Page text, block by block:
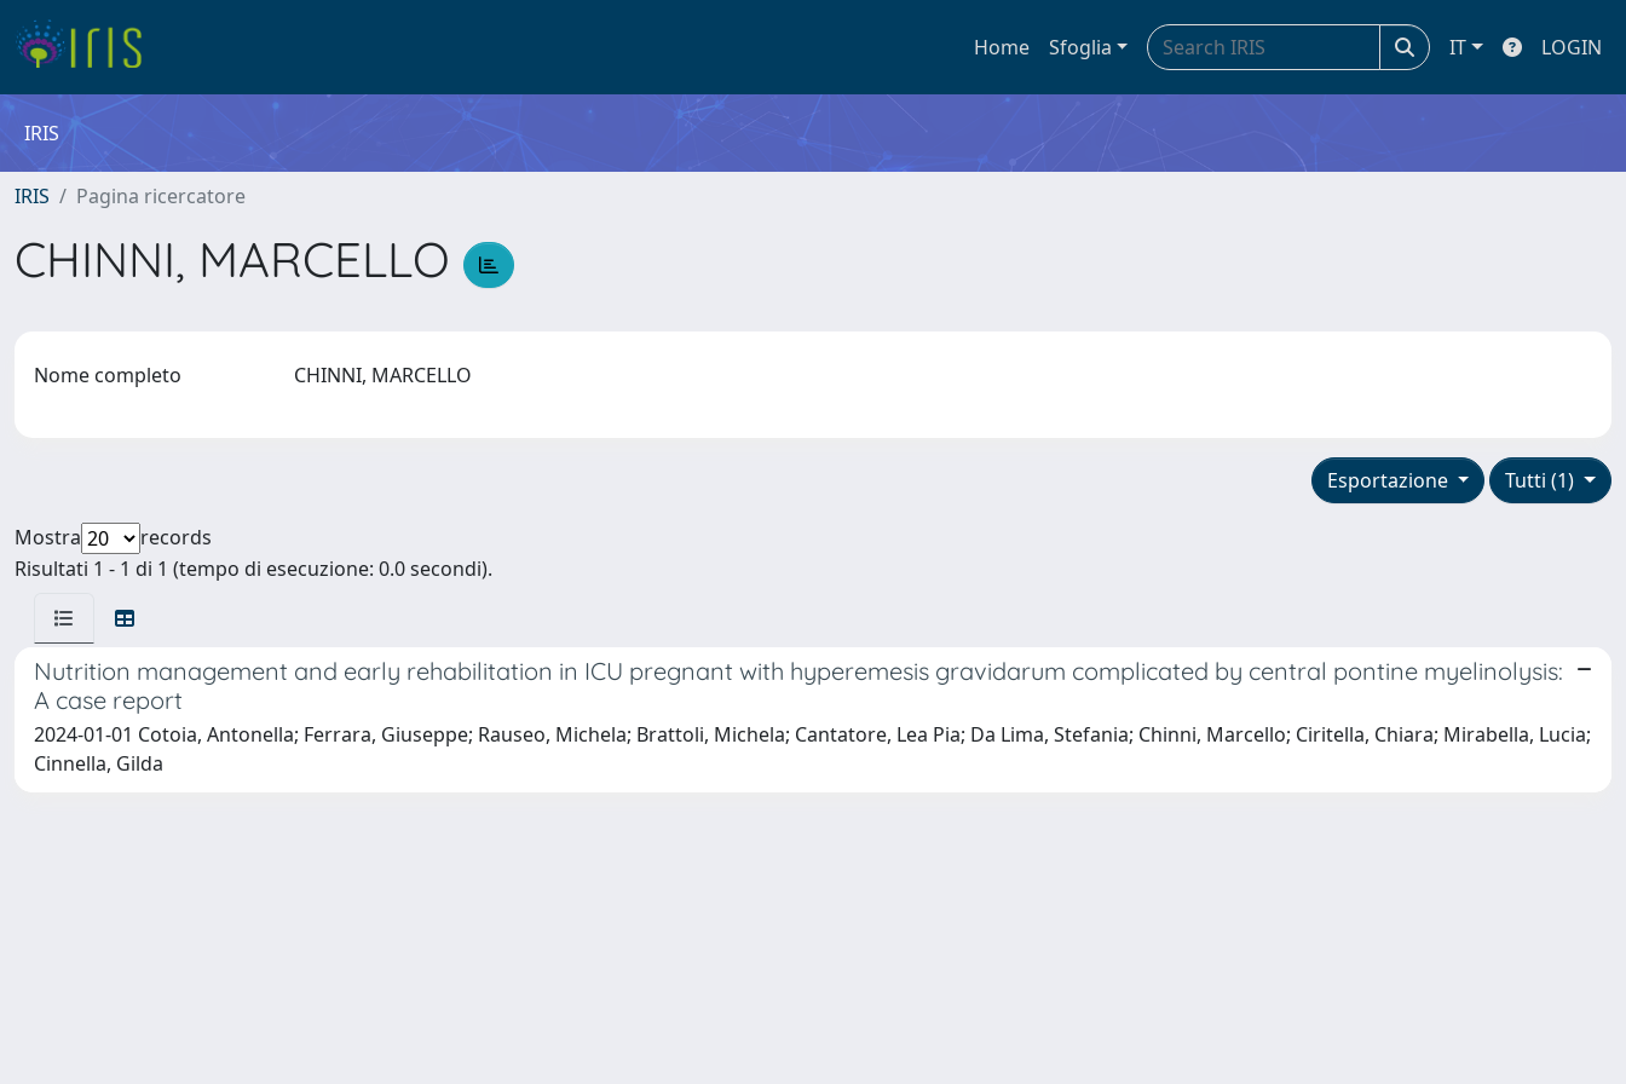
Home Sfoglia IT LOGIN
IRIS
IRIS Pagina ricercatore
CHINNI, MARCELLO
Nome completo CHINNI, MARCELLO
Tutti (1)
Esportazione
Mostra
records
Risultati 1 - 1 di 1 (tempo di esecuzione: 0.0 secondi).
Nutrition management and early rehabilitation in ICU pregnant with hyperemesis gravidarum complicated by central pontine myelinolysis:
A case report
2024-01-01 Cotoia, Antonella; Ferrara, Giuseppe; Rauseo, Michela; Brattoli, Michela; Cantatore, Lea Pia; Da Lima, Stefania; Chinni, Marcello; Ciritella, Chiara; Mirabella, Lucia;
Cinnella, Gilda